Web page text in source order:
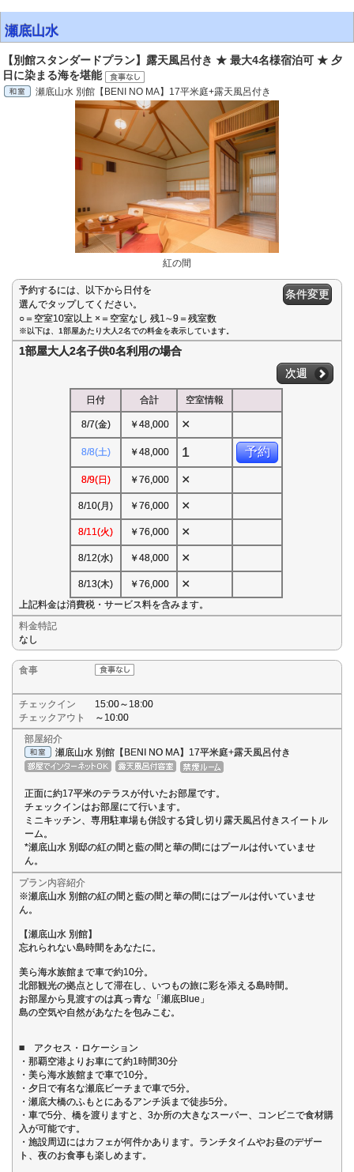
瀬底山水
【別館スタンダードプラン】露天風呂付き ★ 最大4名様宿泊可 ★ 夕
日に染まる海を堪能
瀬底山水 別館【BENI NO MA】17平米庭+露天風呂付き
紅の間
予約するには、以下から日付を
選んでタップしてください。
○＝空室10室以上 ×＝空室なし 残1∼9＝残室数
条件変更
※以下は、1部屋あたり大人2名での料金を表示しています。
1部屋大人2名子供0名利用の場合
次週
日付 合計 空室情報
8/7(金) ￥48,000 ×
8/8(土) ￥48,000 1 予約
8/9(日) ￥76,000 ×
8/10(月) ￥76,000 ×
8/11(火) ￥76,000 ×
8/12(水) ￥48,000 ×
8/13(木) ￥76,000 ×
上記料金は消費税・サービス料を含みます。
料金特記
なし
食事
チェックイン
15:00～18:00
チェックアウト
～10:00
部屋紹介
瀬底山水 別館【BENI NO MA】17平米庭+露天風呂付き
正面に約17平米のテラスが付いたお部屋です。
チェックインはお部屋にて行います。
ミニキッチン、専用駐車場も併設する貸し切り露天風呂付きスイートル
ーム。
*瀬底山水 別邸の紅の間と藍の間と華の間にはプールは付いていませ
ん。
プラン内容紹介
※瀬底山水 別館の紅の間と藍の間と華の間にはプールは付いていませ
ん。
【瀬底山水 別館】
忘れられない島時間をあなたに。
美ら海水族館まで車で約10分。
北部観光の拠点として滞在し、いつもの旅に彩を添える島時間。
お部屋から見渡すのは真っ青な「瀬底Blue」
島の空気や自然があなたを包みこむ。
■ アクセス・ロケーション
・那覇空港よりお車にて約1時間30分
・美ら海水族館まで車で10分。
・夕日で有名な瀬底ビーチまで車で5分。
・瀬底大橋のふもとにあるアンチ浜まで徒歩5分。
・車で5分、橋を渡りますと、3か所の大きなスーパー、コンビニで食材購
入が可能です。
・施設周辺にはカフェが何件かあります。ランチタイムやお昼のデザー
ト、夜のお食事も楽しめます。